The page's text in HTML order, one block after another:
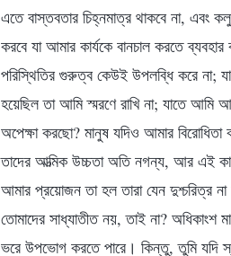
এতে বাস্তবতার চিহ্নমাত্র থাকবে না, এবং
করবে যা আমার কার্যকে বানচাল করতে
পরিস্থিতির গুরুত্ব কেউই উপলব্ধি করে না;
হয়েছিল তা আমি স্মরণে রাখি না; যাতে
অপেক্ষা করছো? মানুষ যদিও আমার
তাদের আত্মিক উচ্চতা অতি নগন্য, আর এই
আমার প্রয়োজন তা হল তারা যেন দুশ্চরিত্র
তোমাদের সাধ্যাতীত নয়, তাই না?
ভরে উপভোগ করতে পারে। কিন্তু, তুমি যদি